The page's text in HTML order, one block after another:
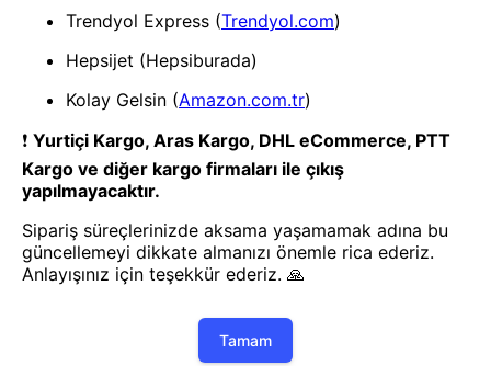
TO HDMI 4K FHD POSETLI
HDMI Kablo
INCA IHK-15T 15 METRE HDMl
TO HDMl 2.0V